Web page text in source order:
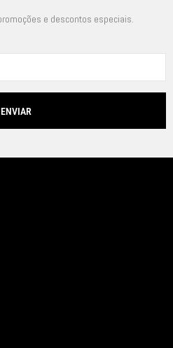
e descontos especiais.